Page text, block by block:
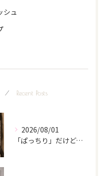
シュ
Recent Posts
2026/08/01
「ぱっちり」だけど、派手になりすぎない。